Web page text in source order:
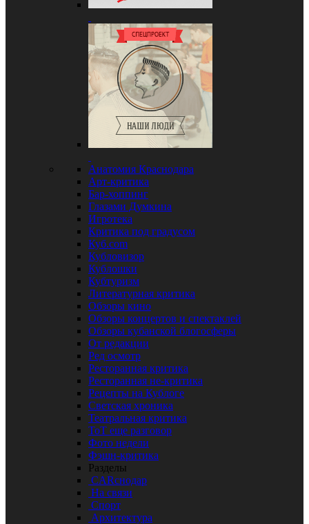
Анатомия Краснодара
Арт-критика
Бар-хоппинг
Глазами Думкина
Игротека
Критика под градусом
Куб.com
Кубловизор
Кублошки
Кубтуризм
Литературная критика
Обзоры кино
Обзоры концертов и спектаклей
Обзоры кубанской блогосферы
От редакции
Ред осмотр
Ресторанная критика
Ресторанная не-критика
Рецепты на Кублоге
Светская хроника
Театральная критика
ТоТ еще разговор
Фото недели
Фэшн-критика
Разделы
CARснодар
На связи
Спорт
Архитектура